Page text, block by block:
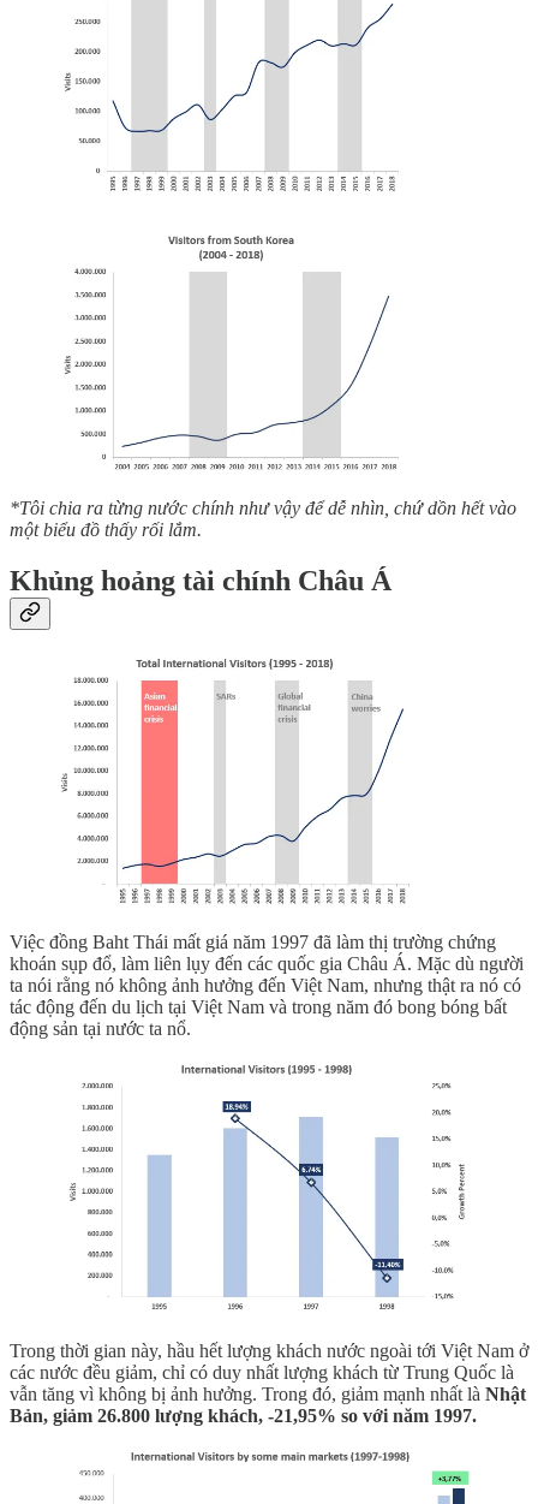
*Tôi chia ra từng nước chính như vậy để dễ nhìn, chứ dồn hết vào
một biểu đồ thấy rối lắm.
Khủng hoảng tài chính Châu Á
Việc đồng Baht Thái mất giá năm 1997 đã làm thị trường chứng
khoán sụp đổ, làm liên lụy đến các quốc gia Châu Á. Mặc dù người
ta nói rằng nó không ảnh hưởng đến Việt Nam, nhưng thật ra nó có
tác động đến du lịch tại Việt Nam và trong năm đó bong bóng bất
động sản tại nước ta nổ.
Trong thời gian này, hầu hết lượng khách nước ngoài tới Việt Nam ở
các nước đều giảm, chỉ có duy nhất lượng khách từ Trung Quốc là
vẫn tăng vì không bị ảnh hưởng. Trong đó, giảm mạnh nhất là Nhật
Bản, giảm 26.800 lượng khách, -21,95% so với năm 1997.